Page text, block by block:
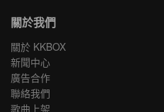
關於我們
關於 KKBOX
新聞中心
廣告合作
聯絡我們
歌曲上架